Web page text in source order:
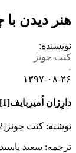
هنر دیدن
نویسنده:
کنت جونز
-
۱۳۹۷-۰۸-۲۶
دارِژان اُمیربایف[1]، شاعر مطرح سینمایی از کشور قزاقستان
نوشته: کنت جونز[2]
ترجمه: سعید